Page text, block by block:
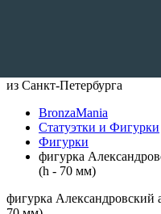
из Санкт-Петербурга
BronzaMania
Статуэтки и Фигурки
Фигурки
фигурка
(h - 70 мм)
фигурка Александровский